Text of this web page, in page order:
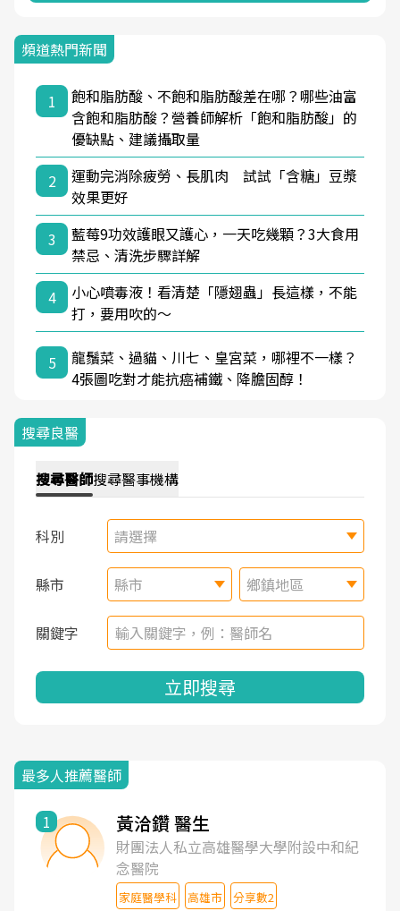
頻道熱門新聞
1
飽和脂肪酸、不飽和脂肪酸差在哪？哪些油富
含飽和脂肪酸？營養師解析「飽和脂肪酸」的
優缺點、建議攝取量
2
運動完消除疲勞、長肌肉 試試「含糖」豆漿
效果更好
3
藍莓9功效護眼又護心，一天吃幾顆？3大食用
禁忌、清洗步驟詳解
4
小心噴毒液！看清楚「隱翅蟲」長這樣，不能
打，要用吹的～
5
龍鬚菜、過貓、川七、皇宮菜，哪裡不一樣？
4張圖吃對才能抗癌補鐵、降膽固醇！
搜尋良醫
搜尋醫師搜尋醫事機構
科別 請選擇
縣市 縣市 鄉鎮地區
關鍵字
立即搜尋
最多人推薦醫師
1 黃洽鑽 醫生
財團法人私立高雄醫學大學附設中和紀
念醫院
家庭醫學科 高雄市 分享數2